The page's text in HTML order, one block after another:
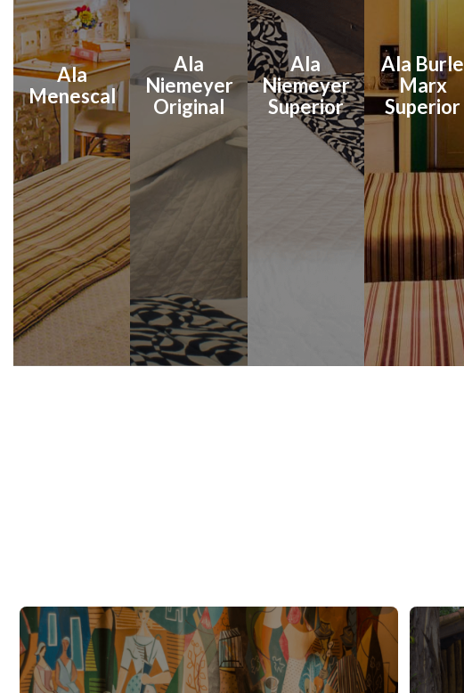
Ala
Menescal
Ala
Niemeyer
Original
Ala
Niemeyer
Superior
Ala Burle
Marx
Superior